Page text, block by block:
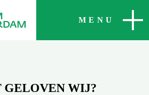
MENU
SLUITEN
GELOVEN WIJ?